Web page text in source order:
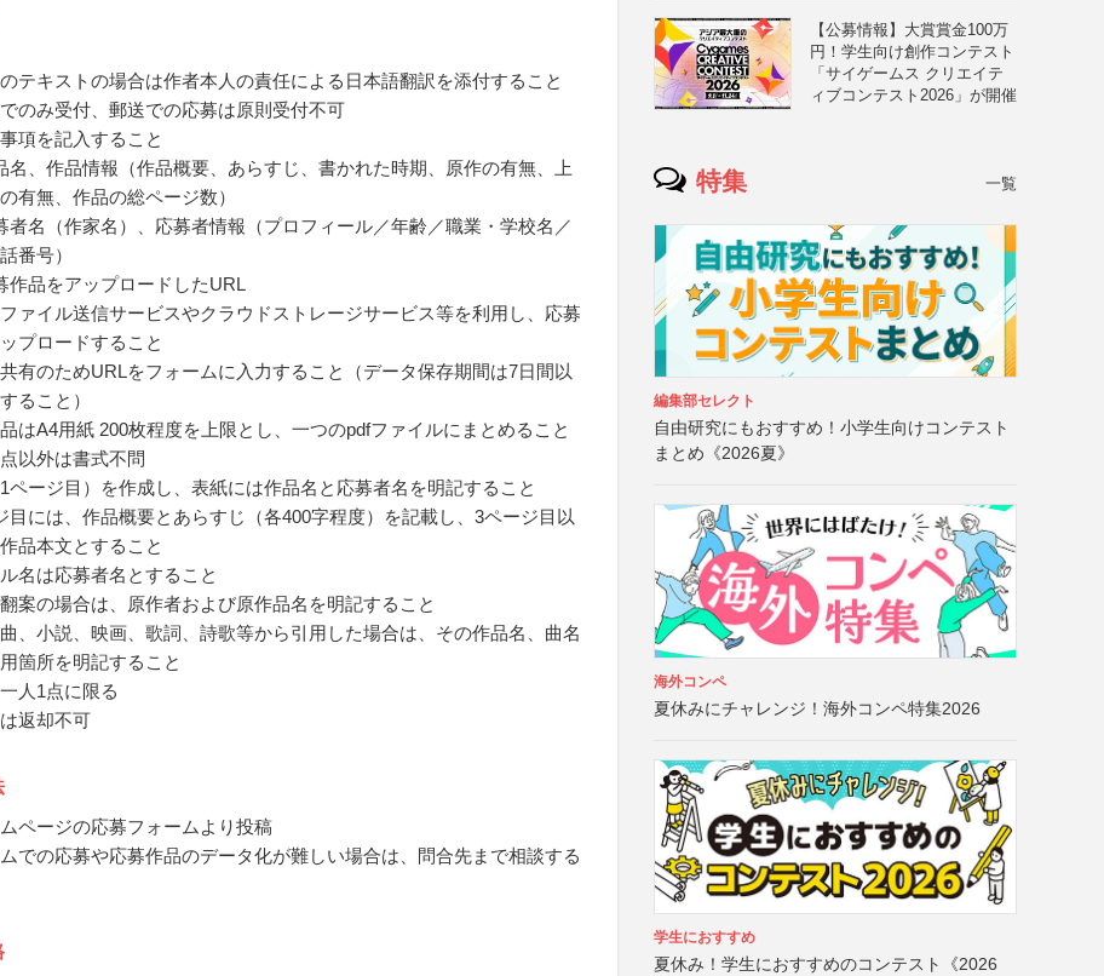
テキストの場合は作者本人の責任による日本語翻訳を添付すること
のみ受付、郵送での応募は原則受付不可
項を記入すること
名、作品情報（作品概要、あらすじ、書かれた時期、原作の有無、上
有無、作品の総ページ数）
者名（作家名）、応募者情報（プロフィール／年齢／職業・学校名／
番号）
作品をアップロードしたURL
ァイル送信サービスやクラウドストレージサービス等を利用し、応募
プロードすること
有のためURLをフォームに入力すること（データ保存期間は7日間以
ること）
はA4用紙 200枚程度を上限とし、一つのpdfファイルにまとめること
以外は書式不問
1ページ目）を作成し、表紙には作品名と応募者名を明記すること
目には、作品概要とあらすじ（各400字程度）を記載し、3ページ目以
品本文とすること
名は応募者名とすること
案の場合は、原作者および原作品名を明記すること
、小説、映画、歌詞、詩歌等から引用した場合は、その作品名、曲名
箇所を明記すること
人1点に限る
返却不可
ページの応募フォームより投稿
での応募や応募作品のデータ化が難しい場合は、問合先まで相談する
【公募情報】大賞賞金100万
円！学生向け創作コンテスト
「サイゲームス クリエイテ
ィブコンテスト2026」が開催
特集 一覧
編集部セレクト
自由研究にもおすすめ！小学生向けコンテスト
まとめ《2026夏》
海外コンペ
夏休みにチャレンジ！海外コンペ特集2026
学生におすすめ
夏休み！学生におすすめのコンテスト《2026